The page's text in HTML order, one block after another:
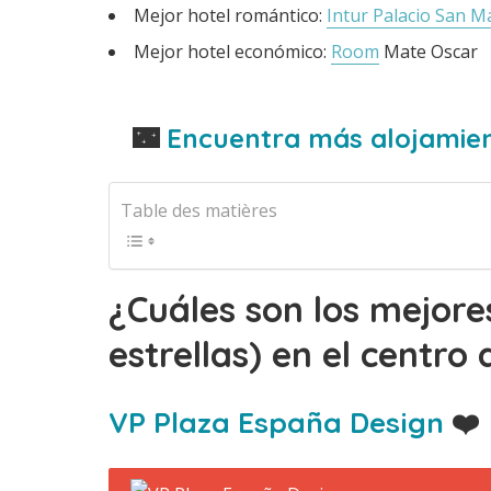
Mejor hotel romántico: Intur Palacio San
Mejor hotel económico: Room Mate Oscar
🌃 Encuentra más
Table des matières
¿Cuáles son los
estrellas) en el centro
VP Plaza España Design ❤️